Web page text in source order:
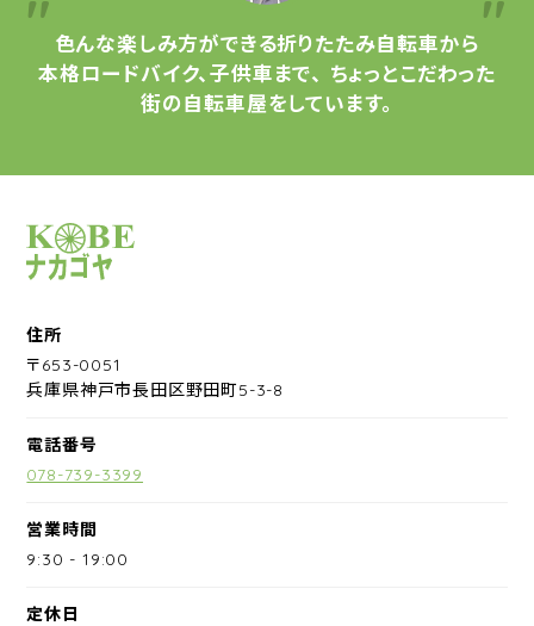
色んな楽しみ方ができる折りたたみ自転車から
本格ロードバイク、子供車まで、 ちょっとこだわった
街の自転車屋をしています。
サイクルショップナカゴヤ
住所
〒653-0051
兵庫県神戸市長田区野田町5-3-8
電話番号
078-739-3399
営業時間
9:30 -19:00
定休日